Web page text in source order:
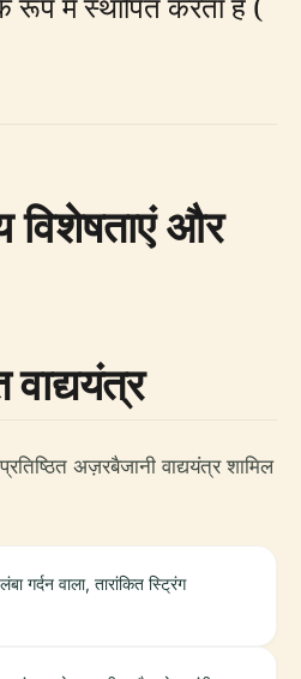
विशेषताएं और
अज़रबैजानी वाद्ययंत्र शामिल
गर्दन वाला, तारांकित स्ट्रिंग